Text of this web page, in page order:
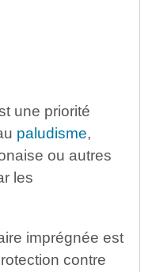
une priorité
paludisme,
ou autres
les
imprégnée est
contre